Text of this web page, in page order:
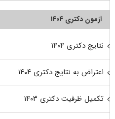
آزمون دکتری ۱۴۰۴
نتایج دکتری ۱۴۰۴
اعتراض به نتایج دکتری ۱۴۰۴
تکمیل ظرفیت دکتری ۱۴۰۳